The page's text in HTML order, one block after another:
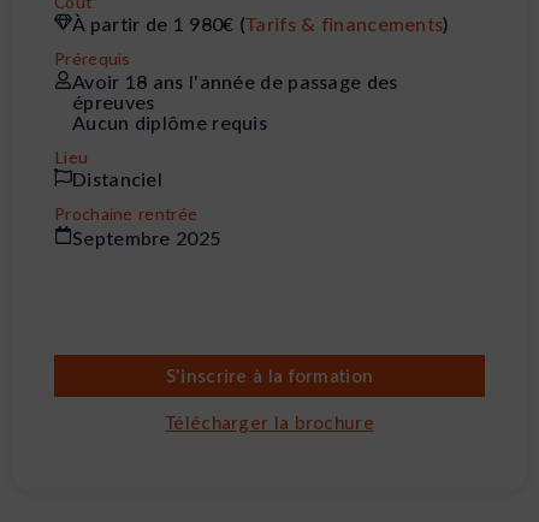
À partir de 1 980€ (Tarifs & financements)
Prérequis
Avoir 18 ans l'année de passage des
épreuves
Aucun diplôme requis
Lieu
Distanciel
Prochaine rentrée
Septembre 2025
S'inscrire à la formation
Télécharger la brochure